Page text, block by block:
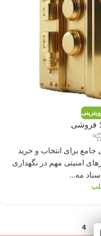
فروشی
برای انتخاب و خرید
امنیتی مهم در نگهداری
مه...
4